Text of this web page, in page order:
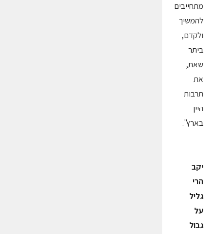
מתחייבים
להמשיך
ולקדם,
ביתר
שאת,
את
תרבות
היין
בארץ".
יקב
הרי
גליל
על
גבול